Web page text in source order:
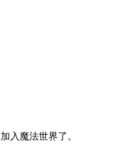
入魔法世界了。